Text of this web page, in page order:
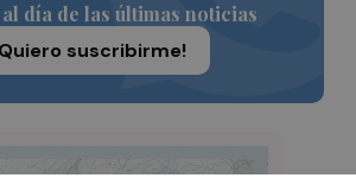
día de las últimas noticias
suscribirme!